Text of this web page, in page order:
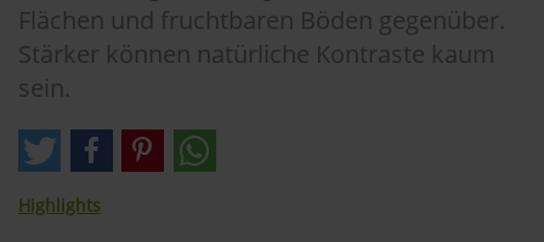
Flächen und fruchtbaren Böden gegenüber.
Stärker können natürliche Kontraste kaum
sein.
Highlights